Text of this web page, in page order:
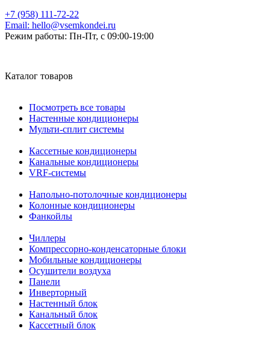
+7 (958) 111-72-22
Email: hello@vsemkondei.ru
Режим работы: Пн-Пт, с 09:00-19:00
Каталог товаров
Посмотреть все товары
Настенные кондиционеры
Мульти-сплит системы
Кассетные кондиционеры
Канальные кондиционеры
VRF-системы
Напольно-потолочные кондиционеры
Колонные кондиционеры
Фанкойлы
Чиллеры
Компрессорно-конденсаторные блоки
Мобильные кондиционеры
Осушители воздуха
Панели
Инверторный
Настенный блок
Канальный блок
Кассетный блок